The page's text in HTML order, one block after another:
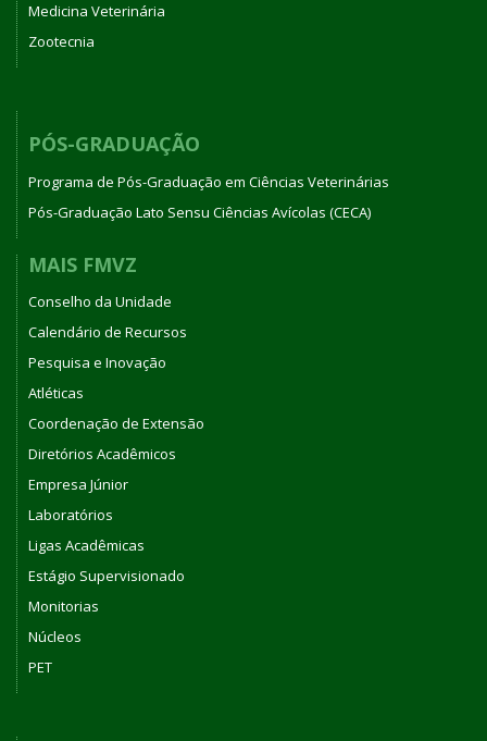
Medicina Veterinária
Zootecnia
PÓS-GRADUAÇÃO
Programa de Pós-Graduação em Ciências Veterinárias
Pós-Graduação Lato Sensu Ciências Avícolas (CECA)
MAIS FMVZ
Conselho da Unidade
Calendário de Recursos
Pesquisa e Inovação
Atléticas
Coordenação de Extensão
Diretórios Acadêmicos
Empresa Júnior
Laboratórios
Ligas Acadêmicas
Estágio Supervisionado
Monitorias
Núcleos
PET